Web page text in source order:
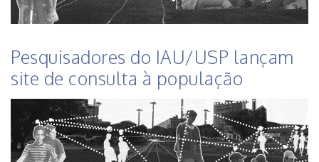
Pesquisadores do IAU/USP lançam
site de consulta à população